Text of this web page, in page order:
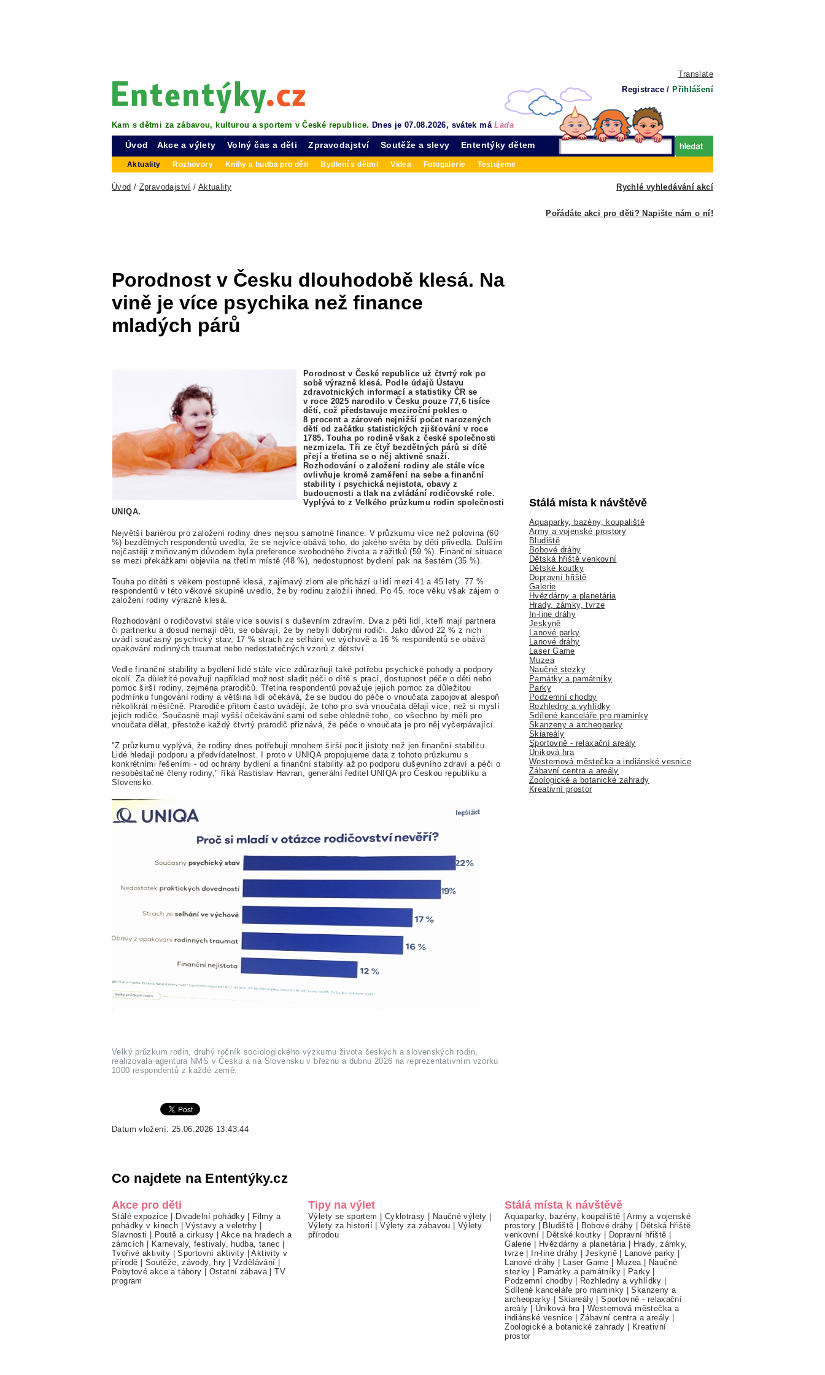
Translate
Registrace / Přihlášení
Kam s dětmi za zábavou, kulturou a sportem v České republice. Dnes je 07.08.2026, svátek máLada
Úvod Akce a výlety Volný čas a děti Zpravodajství
Aktuality Rozhovory Knihy a hudba pro děti Bydlení s dětmi Videa Fotogalerie Testujeme
Soutěže a slevy Ententýky dětem
Rychlé vyhledávání akcí
Úvod / Zpravodajství / Aktuality
Pořádáte akci pro děti? Napište nám o ní!
Porodnost v Česku dlouhodobě klesá. Na
vině je více psychika než finance
mladých párů
Porodnost v České republice už čtvrtý rok po
sobě výrazně klesá. Podle údajů Ústavu
zdravotnických informací a statistiky ČR se
v roce 2025 narodilo v Česku pouze 77,6 tisíce
dětí, což představuje meziroční pokles o
8 procent a zároveň nejnižší počet narozených
dětí od začátku statistických zjišťování v roce
1785. Touha po rodině však z české společnosti
nezmizela. Tři ze čtyř bezdětných párů si dítě
přejí a třetina se o něj aktivně snaží.
Rozhodování o založení rodiny ale stále více
ovlivňuje kromě zaměření na sebe a finanční
stability i psychická nejistota, obavy z
budoucnosti a tlak na zvládání rodičovské role.
Vyplývá to z Velkého průzkumu rodin společnosti
UNIQA.
Největší bariérou pro založení rodiny dnes nejsou samotné finance. V průzkumu více než polovina (60
%) bezdětných respondentů uvedla, že se nejvíce obává toho, do jakého světa by děti přivedla. Dalším
nejčastěji zmiňovaným důvodem byla preference svobodného života a zážitků (59 %). Finanční situace
se mezi překážkami objevila na třetím místě (48 %), nedostupnost bydlení pak na šestém (35 %).
Touha po dítěti s věkem postupně klesá, zajímavý zlom ale přichází u lidí mezi 41 a 45 lety. 77 %
respondentů v této věkové skupině uvedlo, že by rodinu založili ihned. Po 45. roce věku však zájem o
založení rodiny výrazně klesá.
Rozhodování o rodičovství stále více souvisí s duševním zdravím. Dva z pěti lidí, kteří mají partnera
či partnerku a dosud nemají děti, se obávají, že by nebyli dobrými rodiči. Jako důvod 22 % z nich
uvádí současný psychický stav, 17 % strach ze selhání ve výchově a 16 % respondentů se obává
opakování rodinných traumat nebo nedostatečných vzorů z dětství.
Vedle finanční stability a bydlení lidé stále více zdůrazňují také potřebu psychické pohody a podpory
okolí. Za důležité považují například možnost sladit péči o dítě s prací, dostupnost péče o děti nebo
pomoc širší rodiny, zejména prarodičů. Třetina respondentů považuje jejich pomoc za důležitou
podmínku fungování rodiny a většina lidí očekává, že se budou do péče o vnoučata zapojovat alespoň
několikrát měsíčně. Prarodiče přitom často uvádějí, že toho pro svá vnoučata dělají více, než si myslí
jejich rodiče. Současně mají vyšší očekávání sami od sebe ohledně toho, co všechno by měli pro
vnoučata dělat, přestože každý čtvrtý prarodič přiznává, že péče o vnoučata je pro něj vyčerpávající.
"Z průzkumu vyplývá, že rodiny dnes potřebují mnohem širší pocit jistoty než jen finanční stabilitu.
Lidé hledají podporu a předvídatelnost. I proto v UNIQA propojujeme data z tohoto průzkumu s
konkrétními řešeními - od ochrany bydlení a finanční stability až po podporu duševního zdraví a péči o
nesoběstačné členy rodiny," říká Rastislav Havran, generální ředitel UNIQA pro Českou republiku a
Slovensko.
Velký průzkum rodin, druhý ročník sociologického výzkumu života českých a slovenských rodin,
realizovala agentura NMS v Česku a na Slovensku v březnu a dubnu 2026 na reprezentativním vzorku
1000 respondentů z každé země.
Datum vložení: 25.06.2026 13:43:44
Stálá místa k návštěvě
Aquaparky, bazény, koupaliště
Army a vojenské prostory
Bludiště
Bobové dráhy
Dětská hřiště venkovní
Dětské koutky
Dopravní hřiště
Galerie
Hvězdárny a planetária
Hrady, zámky, tvrze
In-line dráhy
Jeskyně
Lanové parky
Lanové dráhy
Laser Game
Muzea
Naučné stezky
Památky a památníky
Parky
Podzemní chodby
Rozhledny a vyhlídky
Sdílené kanceláře pro maminky
Skanzeny a archeoparky
Skiareály
Sportovně - relaxační areály
Úniková hra
Westernová městečka a indiánské vesnice
Zábavní centra a areály
Zoologické a botanické zahrady
Kreativní prostor
Co najdete na Ententýky.cz
Akce pro děti
Stálé expozice Divadelní pohádky
Filmy a
pohádky v kinech |Výstavy a veletrhy
Slavnosti
Poutě a cirkusy
Akce na hradech a
zámcích
Karnevaly, festivaly, hudba, tanec
Tvořivé aktivity |Sportovní aktivity |Aktivity v
přírodě
Soutěže, závody, hry Vzdělávání
Pobytové akce a tábory
Ostatní zábava|TV
program
Tipy na výlet
Výlety se sportem Cyklotrasy Naučné výlety
Výlety za historií |Výlety za zábavou
Výlety
přírodou
Stálá místa k návštěvě
Aquaparky, bazény, koupaliště |Army a vojenské
prostory
Bludiště Bobové dráhy
Dětská hřiště
venkovní
Dětské koutky Dopravní hřiště
Galerie
Hvězdárny a planetária|
Hrady, zámky,
tvrze
In-line dráhy |Jeskyně Lanové parky
Lanové dráhy
Laser Game Muzea|
Naučné
stezky
Památky a památníky| Parky
Podzemní chodby| Rozhledny a vyhlídky
Sdílené kanceláře pro maminky |Skanzeny a
archeoparky
Skiareály |Sportovně - relaxační
areály
Úniková hra|Westernová městečka a
indiánské vesnice
Zábavní centra a areály
Zoologické a botanické zahrady
Kreativní
prostor